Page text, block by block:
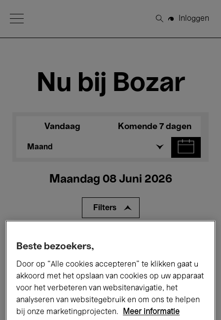
Open Menu
Zoeken
Inloggen
Nu bij Bozar
Vandaag Komende 7 dagen
Maand
Maandag 08 Juni 2026
Filters
Tentoonstellingen Films
Performances Lezingen & Debatten
Jazz Klassieke Muziek Global Music
Beste bezoekers,
Door op “Alle cookies accepteren” te klikken gaat u
akkoord met het opslaan van cookies op uw apparaat
voor het verbeteren van websitenavigatie, het
analyseren van websitegebruik en om ons te helpen
bij onze marketingprojecten.
Meer informatie